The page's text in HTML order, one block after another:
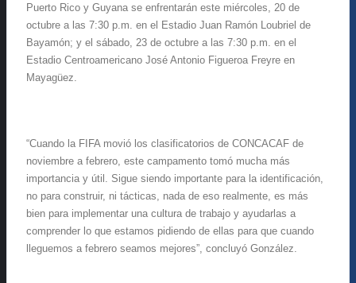
Puerto Rico y Guyana se enfrentarán este miércoles, 20 de
octubre a las 7:30 p.m. en el Estadio Juan Ramón Loubriel de
Bayamón; y el sábado, 23 de octubre a las 7:30 p.m. en el
Estadio Centroamericano José Antonio Figueroa Freyre en
Mayagüez.
“Cuando la FIFA movió los clasificatorios de CONCACAF de
noviembre a febrero, este campamento tomó mucha más
importancia y útil. Sigue siendo importante para la identificación,
no para construir, ni tácticas, nada de eso realmente, es más
bien para implementar una cultura de trabajo y ayudarlas a
comprender lo que estamos pidiendo de ellas para que cuando
lleguemos a febrero seamos mejores”, concluyó González.